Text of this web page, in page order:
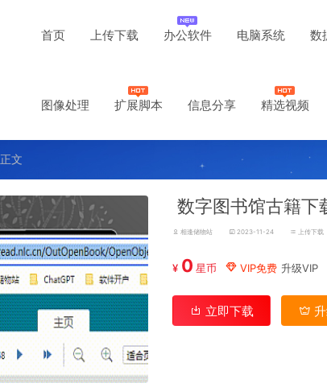
首页 上传下载 办公软件 电脑系统 数
图像处理 扩展脚本 信息分享 精选视频
正文
数字图书馆古籍
相逢储物站 2023-11-24 上传下载
¥ 0 星币 VIP免费 升级VIP
立即下载